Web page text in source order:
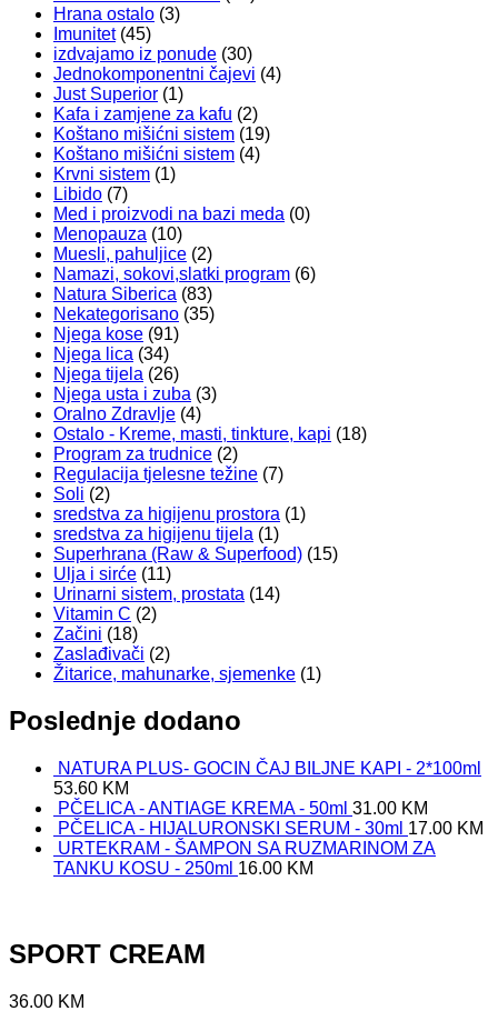
Hrana ostalo (3)
Imunitet (45)
izdvajamo iz ponude (30)
Jednokomponentni čajevi (4)
Just Superior (1)
Kafa i zamjene za kafu (2)
Koštano mišićni sistem (19)
Koštano mišićni sistem (4)
Krvni sistem (1)
Libido (7)
Med i proizvodi na bazi meda (0)
Menopauza (10)
Muesli, pahuljice (2)
Namazi, sokovi,slatki program (6)
Natura Siberica (83)
Nekategorisano (35)
Njega kose (91)
Njega lica (34)
Njega tijela (26)
Njega usta i zuba (3)
Oralno Zdravlje (4)
Ostalo - Kreme, masti, tinkture, kapi (18)
Program za trudnice (2)
Regulacija tjelesne težine (7)
Soli (2)
sredstva za higijenu prostora (1)
sredstva za higijenu tijela (1)
Superhrana (Raw & Superfood) (15)
Ulja i sirće (11)
Urinarni sistem, prostata (14)
Vitamin C (2)
Začini (18)
Zaslađivači (2)
Žitarice, mahunarke, sjemenke (1)
Poslednje dodano
NATURA PLUS- GOCIN ČAJ BILJNE KAPI - 2*100ml
53.60 KM
PČELICA - ANTIAGE KREMA - 50ml 31.00 KM
PČELICA - HIJALURONSKI SERUM - 30ml 17.00 KM
URTEKRAM - ŠAMPON SA RUZMARINOM ZA
TANKU KOSU - 250ml 16.00 KM
SPORT CREAM
36.00 KM